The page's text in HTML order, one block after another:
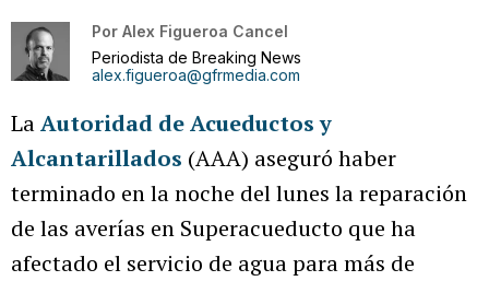
Por Alex Figueroa Cancel
Periodista de Breaking News
alex.figueroa@gfrmedia.com
LaAutoridad de Acueductos y
Alcantarillados (AAA) aseguró haber
terminado en la noche del lunes la reparación
de las averías en Superacueducto que ha
afectado el servicio de agua para más de